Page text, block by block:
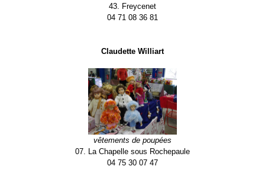
43. Freycenet
04 71 08 36 81
Claudette Williart
vêtements de poupées
07. La Chapelle sous Rochepaule
04 75 30 07 47